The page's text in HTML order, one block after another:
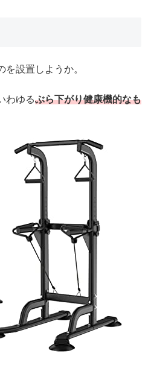
を設置しようか。
わゆるぶら下がり健康機的なも